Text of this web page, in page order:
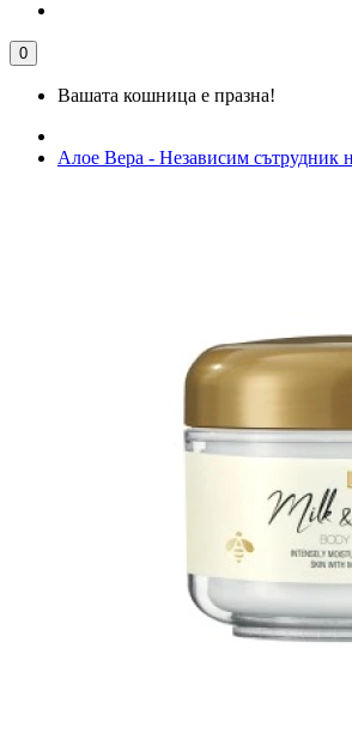
0
Вашата кошница е празна!
Алое Вера - Независим сътрудник